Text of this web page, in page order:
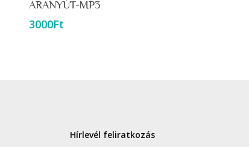
ARANYÚT-MP3
3000Ft
Hírlevél feliratkozás